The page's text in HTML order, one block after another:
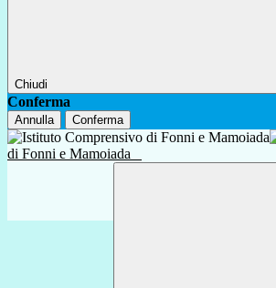
Chiudi
Conferma
Annulla Conferma
di Fonni e Mamoiada